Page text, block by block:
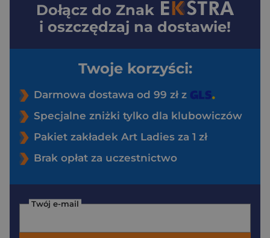
Dołącz do Znak
i oszczędzaj na dostawie!
Twoje korzyści:
Darmowa dostawa od 99 zł z
Specjalne zniżki tylko dla klubowiczów
Pakiet zakładek Art Ladies za 1 zł
Brak opłat za uczestnictwo
Twój e-mail